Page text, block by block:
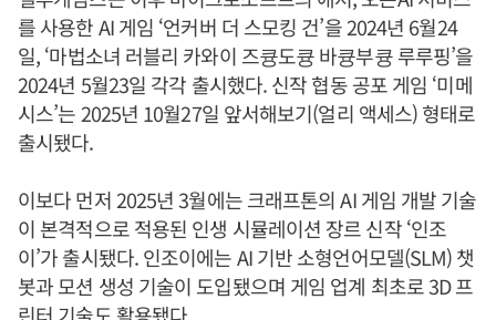
를 사용한 AI 게임 ‘언커버 더 스모킹 건’을 2024년 6월24
일, ‘마법소녀 러블리 카와이 즈큥도큥 바큥부큥 루루핑’을
2024년 5월23일 각각 출시했다. 신작 협동 공포 게임 ‘미메
시스’는 2025년 10월27일 앞서해보기(얼리 액세스) 형태로
출시됐다.
이보다 먼저 2025년 3월에는 크래프톤의 AI 게임 개발 기술
이 본격적으로 적용된 인생 시뮬레이션 장르 신작 ‘인조
이’가 출시됐다. 인조이에는 AI 기반 소형언어모델(SLM) 챗
봇과 모션 생성 기술이 도입됐으며 게임 업계 최초로 3D 프